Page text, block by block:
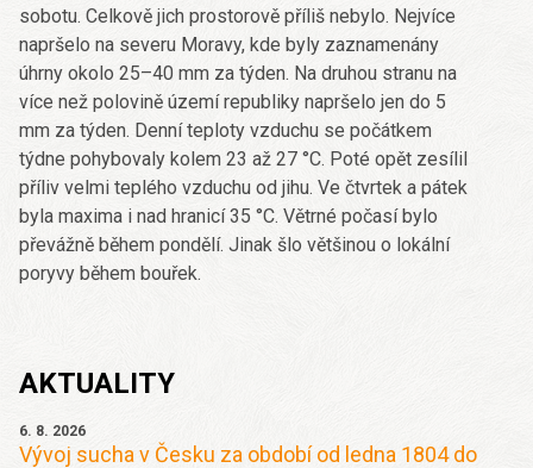
sobotu. Celkově jich prostorově příliš nebylo. Nejvíce
napršelo na severu Moravy, kde byly zaznamenány
úhrny okolo 25–40 mm za týden. Na druhou stranu na
více než polovině území republiky napršelo jen do 5
mm za týden. Denní teploty vzduchu se počátkem
týdne pohybovaly kolem 23 až 27 °C. Poté opět zesílil
příliv velmi teplého vzduchu od jihu. Ve čtvrtek a pátek
byla maxima i nad hranicí 35 °C. Větrné počasí bylo
převážně během pondělí. Jinak šlo většinou o lokální
poryvy během bouřek.
AKTUALITY
6. 8. 2026
Vývoj sucha v Česku za období od ledna 1804 do